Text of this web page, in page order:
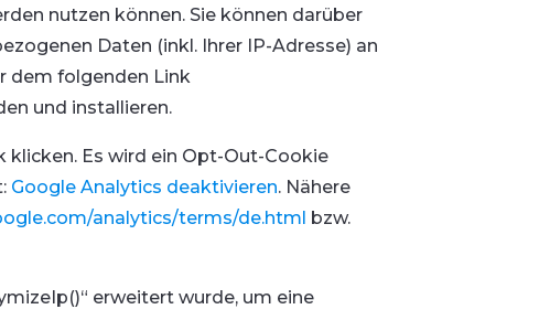
nutzen können. Sie können darüber
Daten (inkl. Ihrer IP-Adresse) an
dem folgenden Link
und installieren.
klicken. Es wird ein Opt-Out-Cookie
Google Analytics deaktivieren. Nähere
analytics/terms/de.html bzw.
erweitert wurde, um eine